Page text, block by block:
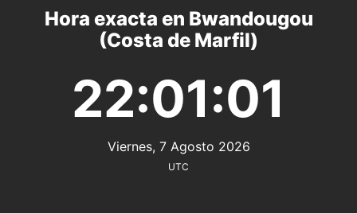
Hora exacta en Bwandougou
(Costa de Marfil)
22:01:01
Viernes, 7 Agosto 2026
UTC